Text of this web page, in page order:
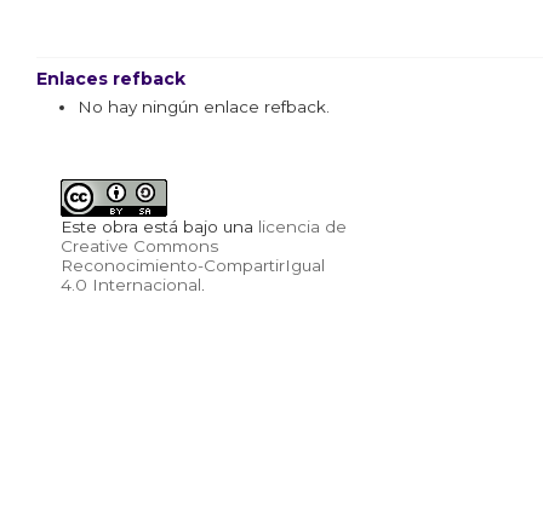
Enlaces refback
No hay ningún enlace refback.
Este obra está bajo una licencia de
Creative Commons
Reconocimiento-CompartirIgual
4.0 Internacional